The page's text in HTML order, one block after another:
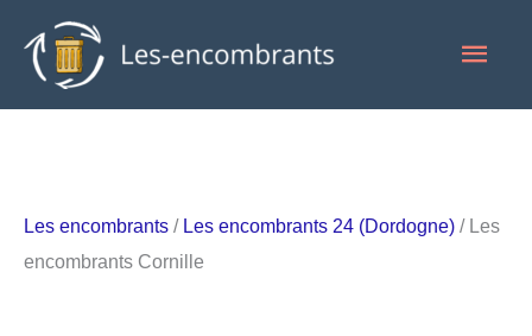
contenu
Les encombrants / Les encombrants 24 (Dordogne) / Les
encombrants Cornille